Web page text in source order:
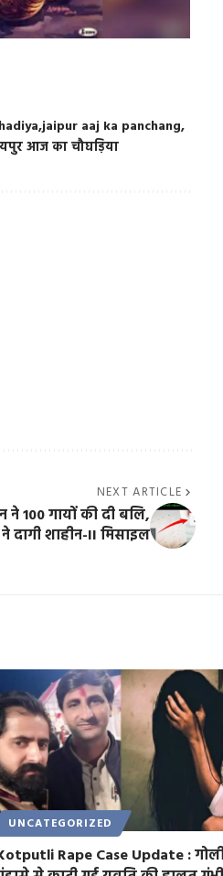
jaipur aaj ka panchang
आज का चौघड़िया
NEXT ARTICLE
100 गायों की दी बलि,
दागी शाहीन-II मिसाइल
UNCATEGORIZED
Rape Case Update :